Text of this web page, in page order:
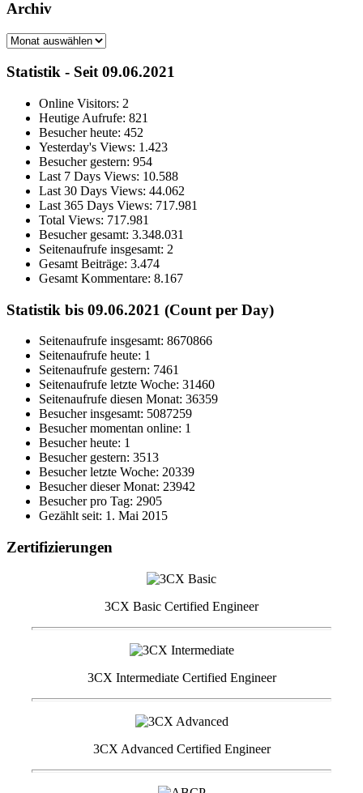
Archiv
Archiv
Statistik - Seit 09.06.2021
Online Visitors: 2
Heutige Aufrufe: 821
Besucher heute: 452
Yesterday's Views: 1.423
Besucher gestern: 954
Last 7 Days Views: 10.588
Last 30 Days Views: 44.062
Last 365 Days Views: 717.981
Total Views: 717.981
Besucher gesamt: 3.348.031
Seitenaufrufe insgesamt: 2
Gesamt Beiträge: 3.474
Gesamt Kommentare: 8.167
Statistik bis 09.06.2021 (Count per Day)
Seitenaufrufe insgesamt: 8670866
Seitenaufrufe heute: 1
Seitenaufrufe gestern: 7461
Seitenaufrufe letzte Woche: 31460
Seitenaufrufe diesen Monat: 36359
Besucher insgesamt: 5087259
Besucher momentan online: 1
Besucher heute: 1
Besucher gestern: 3513
Besucher letzte Woche: 20339
Besucher dieser Monat: 23942
Besucher pro Tag: 2905
Gezählt seit: 1. Mai 2015
Zertifizierungen
3CX Basic Certified Engineer
3CX Intermediate Certified Engineer
3CX Advanced Certified Engineer